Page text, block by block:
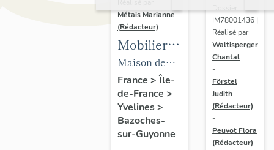
Métais Marianne
(Rédacteur)
Mobilier
de la
maison
Louis
Carré
Maison de
villégiature
dite maison
Louis Carré
France > Île-
de-France >
Yvelines>
Bazoches-
sur-Guyonne
Dossier
IM78001436 |
Réalisé par
Waltisperger
Chantal
-
Förstel
Judith
(Rédacteur)
-
Peuvot Flora
(Rédacteur)